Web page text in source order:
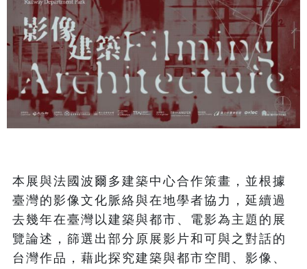
本展與法國波爾多建築中心合作策畫，並根據
臺灣的影像文化脈絡與在地學者協力，延續過
去幾年在臺灣以建築與都市、電影為主題的展
覽論述，篩選出部分原展影片和可與之對話的
台灣作品，藉此探究建築與都市空間、影像、